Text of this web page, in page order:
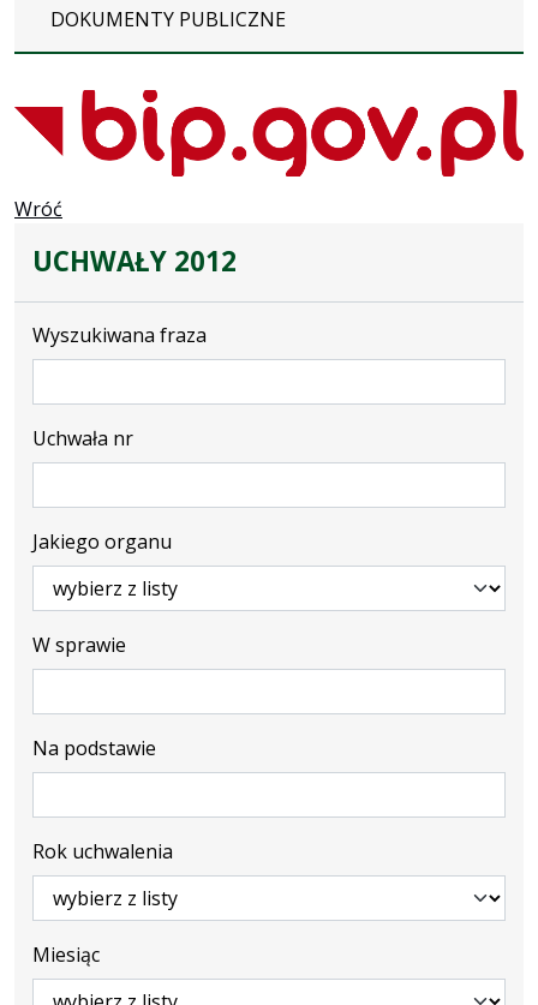
DOKUMENTY PUBLICZNE
Wróć
UCHWAŁY 2012
Wyszukiwana fraza
Uchwała nr
Jakiego organu
W sprawie
Na podstawie
Rok uchwalenia
Miesiąc